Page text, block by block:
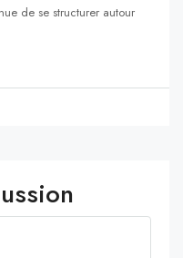
de se structurer autour